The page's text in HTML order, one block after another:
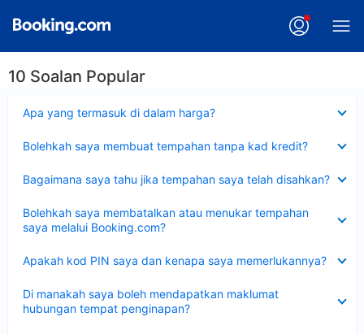
10 Soalan Popular
Apa yang termasuk di dalam harga?
Bolehkah saya membuat tempahan tanpa kad kredit?
Bagaimana saya tahu jika tempahan saya telah disahkan?
Bolehkah saya membatalkan atau menukar tempahan
saya melalui Booking.com?
Apakah kod PIN saya dan kenapa saya memerlukannya?
Di manakah saya boleh mendapatkan maklumat
hubungan tempat penginapan?